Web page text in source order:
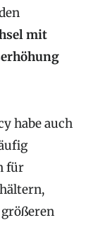
mit
habe auch
für